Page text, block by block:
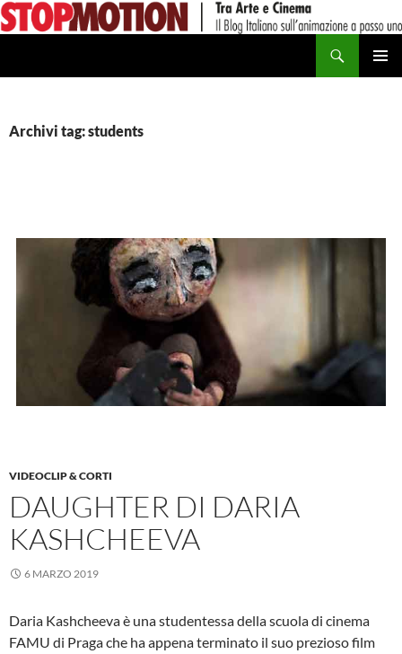
Vai
al
Archivi tag: students
VIDEOCLIP & CORTI
DAUGHTER DI DARIA
KASHCHEEVA
6 MARZO 2019
Daria Kashcheeva è una studentessa della scuola di cinema
FAMU di Praga che ha appena terminato il suo prezioso film